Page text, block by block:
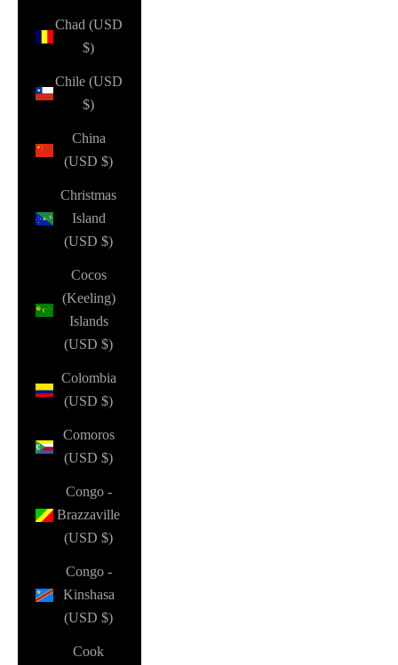
Chad (USD
$)
Chile (USD
$)
China
(USD $)
Christmas
Island
(USD $)
Cocos
(Keeling)
Islands
(USD $)
Colombia
(USD $)
Comoros
(USD $)
Congo -
Brazzaville
(USD $)
Congo -
Kinshasa
(USD $)
Cook